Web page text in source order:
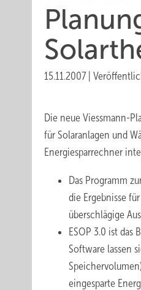
15.11.2007
Die neue Viessmann-
für Solaranlagen und
Energiesparrechner
Das Programm
die Ergebnisse
überschlägige
ESOP 3.0 ist
Software lassen
eingesparte